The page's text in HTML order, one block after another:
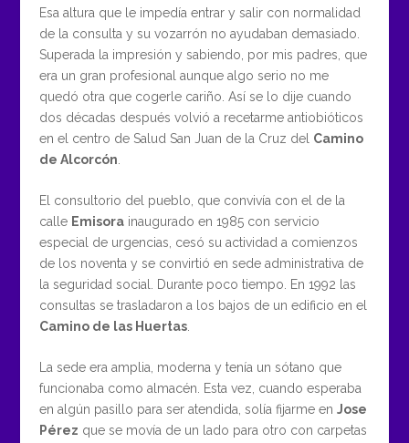
Esa altura que le impedía entrar y salir con normalidad
de la consulta y su vozarrón no ayudaban demasiado.
Superada la impresión y sabiendo, por mis padres, que
era un gran profesional aunque algo serio no me
quedó otra que cogerle cariño. Así se lo dije cuando
dos décadas después volvió a recetarme antiobióticos
en el centro de Salud San Juan de la Cruz del Camino
de Alcorcón
El consultorio del pueblo, que convivía con el de la
calle Emisorainaugurado en 1985 con servicio
especial de urgencias, cesó su actividad a comienzos
de los noventa y se convirtió en sede administrativa de
la seguridad social. Durante poco tiempo. En 1992 las
consultas se trasladaron a los bajos de un edificio en el
Camino de las Huertas.
La sede era amplia, moderna y tenía un sótano que
funcionaba como almacén. Esta vez, cuando esperaba
en algún pasillo para ser atendida, solía fijarme en Jose
Pérez que se movía de un lado para otro con carpetas